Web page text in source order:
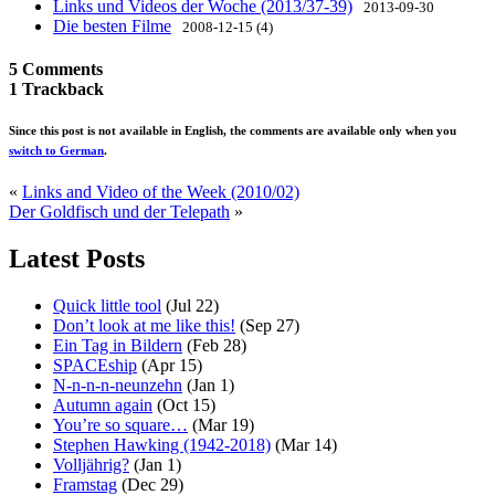
Links und Videos der Woche (2013/37-39) 2013-09-30
Die besten Filme 2008-12-15 (4)
5 Comments
1 Trackback
Since this post is not available in English, the comments are available only when you
switch to German.
« Links and Video of the Week (2010/02)
Der Goldfisch und der Telepath »
Latest Posts
Quick little tool (Jul 22)
Don’t look at me like this! (Sep 27)
Ein Tag in Bildern (Feb 28)
SPACEship (Apr 15)
N-n-n-n-neunzehn (Jan 1)
Autumn again (Oct 15)
You’re so square… (Mar 19)
Stephen Hawking (1942-2018) (Mar 14)
Volljährig? (Jan 1)
Framstag (Dec 29)